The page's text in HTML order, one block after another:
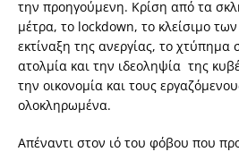
την προηγούμενη. Κρίση από τα
μέτρα, το lockdown, το κλείσιμο
εκτίναξη της ανεργίας, το χτύπημα
ατολμία και την ιδεοληψία της
την οικονομία και τους
ολοκληρωμένα.
Απέναντι στον ιό του φόβου που